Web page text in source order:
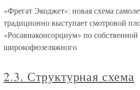
«Фрегат Экоджет»: новая схема
традиционно выступает смотровой
«Росавиаконсорциум» по
широкофюзеляжного
2.3. Структурная схема